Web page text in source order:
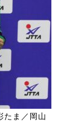
たま／岡山